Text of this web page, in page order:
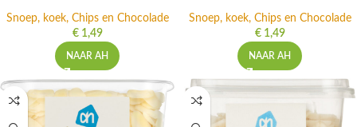
Snoep, koek, Chips en Chocolade
€1,49
NAAR AH
Snoep, koek, Chips en Chocolade
€1,49
NAAR AH